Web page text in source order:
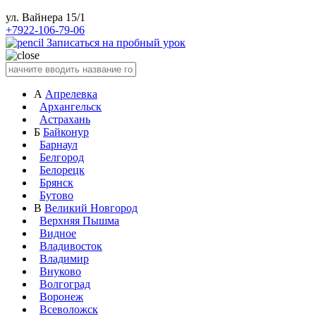
ул. Вайнера 15/1
+7922-106-79-06
Записаться на пробный урок
А Апрелевка
Архангельск
Астрахань
Б Байконур
Барнаул
Белгород
Белорецк
Брянск
Бутово
В Великий Новгород
Верхняя Пышма
Видное
Владивосток
Владимир
Внуково
Волгоград
Воронеж
Всеволожск